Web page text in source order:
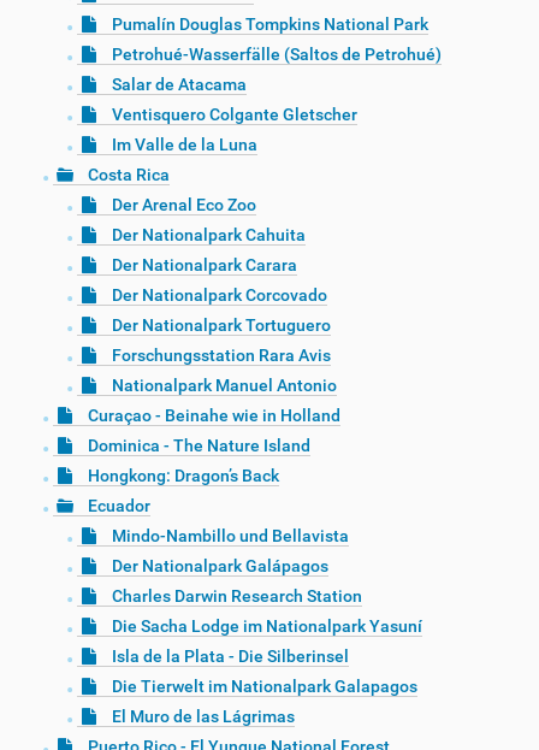
Pumalín Douglas Tompkins National Park
Petrohué-Wasserfälle (Saltos de Petrohué)
Salar de Atacama
Ventisquero Colgante Gletscher
Im Valle de la Luna
Costa Rica
Der Arenal Eco Zoo
Der Nationalpark Cahuita
Der Nationalpark Carara
Der Nationalpark Corcovado
Der Nationalpark Tortuguero
Forschungsstation Rara Avis
Nationalpark Manuel Antonio
Curaçao - Beinahe wie in Holland
Dominica - The Nature Island
Hongkong: Dragon’s Back
Ecuador
Mindo-Nambillo und Bellavista
Der Nationalpark Galápagos
Charles Darwin Research Station
Die Sacha Lodge im Nationalpark Yasuní
Isla de la Plata - Die Silberinsel
Die Tierwelt im Nationalpark Galapagos
El Muro de las Lágrimas